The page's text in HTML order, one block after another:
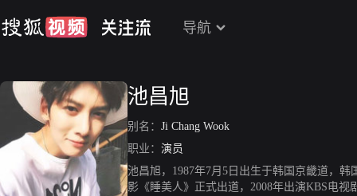
导航
池昌旭
别名： Ji Chang Wook
职业： 演员
池昌旭，1987年7月5日出生于韩国京畿道，
影《睡美人》正式出道，2008年出演KBS电